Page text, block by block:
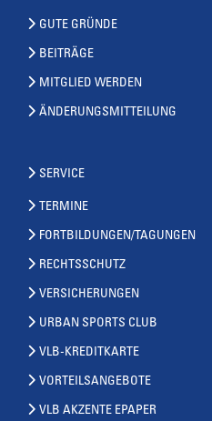
GUTE GRÜNDE
BEITRÄGE
MITGLIED WERDEN
ÄNDERUNGSMITTEILUNG
SERVICE
TERMINE
FORTBILDUNGEN/TAGUNGEN
RECHTSSCHUTZ
VERSICHERUNGEN
URBAN SPORTS CLUB
VLB-KREDITKARTE
VORTEILSANGEBOTE
VLB AKZENTE EPAPER